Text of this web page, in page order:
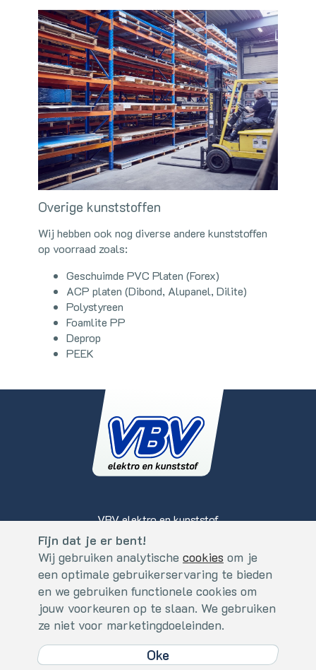
Fijn dat je er bent!
Wij gebruiken analytische cookies om je
een optimale gebruikerservaring te bieden
en we gebruiken functionele cookies om
jouw voorkeuren op te slaan. We gebruiken
ze niet voor marketingdoeleinden.
Oke
Overige kunststoffen
Wij hebben ook nog diverse andere kunststoffen
op voorraad zoals:
Geschuimde PVC Platen (Forex)
ACP platen (Dibond, Alupanel, Dilite)
Polystyreen
Foamlite PP
Deprop
PEEK
VBV elektro en kunststof
Koperslagerstraat 2
5405 BS, Uden - Nederland
+31 (0)413 - 273559
info@vbv.nl
Webdesign by Applepie
Cookies
Fijn dat je er bent!
Wij gebruiken analytischecookies. om je een optimale
gebruikerservaring te bieden en we gebruiken functionele
cookies om jouw voorkeuren op te slaan. We gebruiken ze niet
voor marketingdoeleinden.